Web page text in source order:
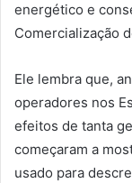
energético e
Comercialização
Ele lembra que,
operadores nos
efeitos de tanta
começaram a
usado para